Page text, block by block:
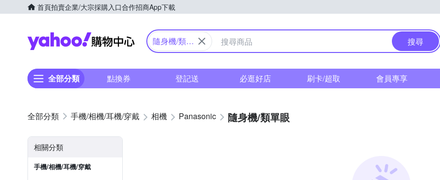
首頁拍賣企業/大宗採購入口合作招商App下載
Yahoo購物中心
隨身機/類單
搜尋
全部分類 點換券 登記送 必逛好店 刷卡/超取 會員專享
手機/相機/耳機/穿戴 相機 Panasonic 隨身機/類單眼
相關分類
手機/相機/耳機/穿戴